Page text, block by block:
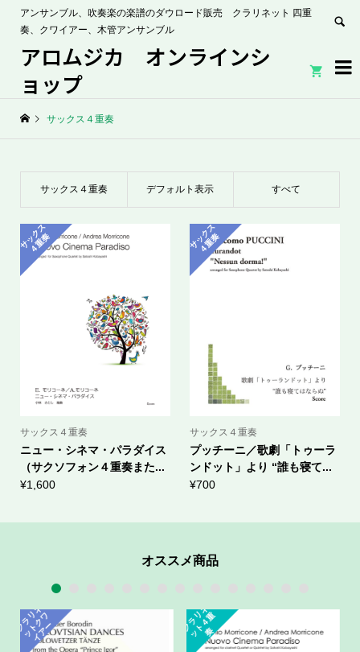
アンサンブル、吹奏楽の楽譜のダウロード販売 クラリネット 四重
奏、クワイアー、木管アンサンブル

アロムジカ オンラインシ
ョップ

サックス４重奏
サックス４重奏 デフォルト表示 すべて
サ
ッ
ク
ス
４
重
奏
サックス４重奏
ニュー・シネマ・パラダイス
（サクソフォン４重奏また...
¥1,600
サ
ッ
ク
ス
４
重
奏
サックス４重奏
プッチーニ／歌劇「トゥーラ
ンドット」より “誰も寝て...
¥700
オススメ商品
ク
ラ
リ
ネ
ッ
ト
ク
ワ
イ
アー ク
ラ
リ
ネ
ッ
ト
４
重
奏
1